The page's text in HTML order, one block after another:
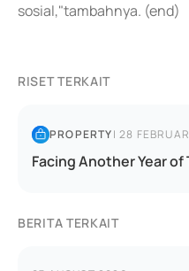
sosial,"tambahnya. (end)
RISET TERKAIT
PROPERTY|28
Facing Another Year of
BERITA TERKAIT